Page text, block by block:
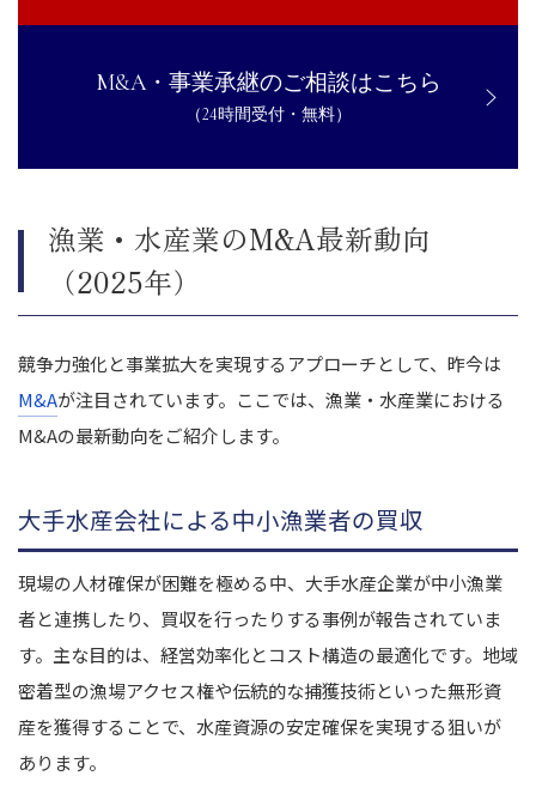
M&A・事業承継のご相談はこちら
（24時間受付・無料）
漁業・水産業のM&A最新動向
（2025年）
競争力強化と事業拡大を実現するアプローチとして、昨今は
M&Aが注目されています。ここでは、漁業・水産業における
M&Aの最新動向をご紹介します。
大手水産会社による中小漁業者の買収
現場の人材確保が困難を極める中、大手水産企業が中小漁業
者と連携したり、買収を行ったりする事例が報告されていま
す。主な目的は、経営効率化とコスト構造の最適化です。地域
密着型の漁場アクセス権や伝統的な捕獲技術といった無形資
産を獲得することで、水産資源の安定確保を実現する狙いが
あります。